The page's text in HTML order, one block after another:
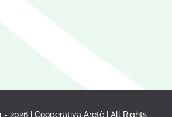
- 2026 | Cooperativa Aretè | All Rights